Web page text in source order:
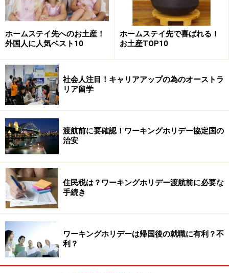
ホームステイ先へのお土産！
外国人に人気ベスト10
ホームステイ先で喜ばれる！
お土産TOP10
社会人注目！キャリアアップの為のオーストラ
リア留学
渡航前に要確認！ワーキングホリデー協定国の
治安
住民税は？ワーキングホリデー渡航前に必要な
手続き
ワーキングホリデーは帰国後の就職に有利？不
利？